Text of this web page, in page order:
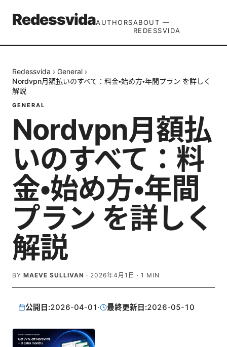
RedessvidaAUTHORSABOUT —
REDESSVIDA
Redessvida › General ›
Nordvpn月額払いのすべて：料金・始め方・年間プラン を詳しく
解説
GENERAL
Nordvpn月額払
いのすべて：料
金・始め方・年間
プラン を詳しく
解説
BY MAEVE SULLIVAN · 2026年4月1日 · 1 MIN
公開日:2026-04-01 · 最終更新日:2026-05-10